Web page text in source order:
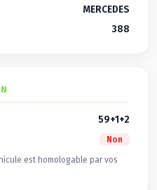
MERCEDES
388
59+1+2
Non
est homologable par vos